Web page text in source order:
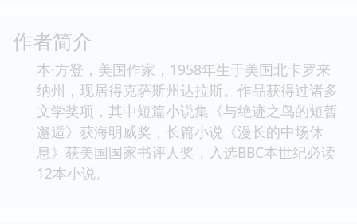
同踏上这场感官与心灵的探索之旅，去感受生命的多样
性，去反思人类与自然的关系，去领悟那些转瞬即逝的
美丽，以及它们在我们生命中留下的永恒回响。这本
书，献给所有怀揣着对世界好奇心，对生命怀有敬畏之
心的人们。
作者简介